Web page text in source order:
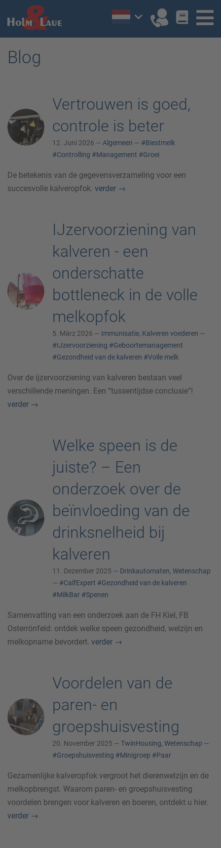
Blog
Vertrouwen is goed,
controle is beter
12. Juni 2026 — Algemeen — #Biestmelk
#Controlling #Management #Groei
De betekenis van de gegevensverzameling voor een
succesvolle kalveropfok. verder →
IJzervoorziening van
kalveren - een
onderschatte
bottleneck in de volle
melkopfok
5. März 2026 — Immunisatie, Kalveren voederen —
#IJzervoorziening #Geboortemanagement
#Gezondheid van de kalveren #Volle melk
Over de ijzervoorziening van kalveren bestaan veel
verschillende meningen. Een “tussentijdse conclusie”!
verder →
Welke speen is de
juiste? – Een
onderzoek over de
beïnvloeding van de
drinksnelheid bij
kalveren
11. Dezember 2025 — Drinkautomaten, Wetenschap
— #CalfExpert #Gezondheid van de kalveren
#MilkBar #Spenen
Samenvatting van een onderzoek aan de FH Kiel, FB
Osterrönfeld: ontdek welke speen gezondheid, welzijn en
melkopname bevordert. verder →
Voordelen van de
paren- en
groepshuisvesting
20. November 2025 — TwinHousing, Wetenschap —
#Groepshuisvesting #Minigroep #Paar
Gezamenlijke kalveropfok vergroot het dierenwelzijn en de
melkopbrengst. Waarom paren- en groepshuisvesting
voordelen brengen voor kalveren en boeren, ontdekt u hier.
verder →